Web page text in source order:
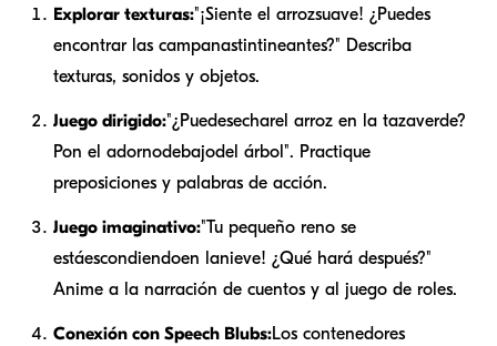
Explorar texturas:"¡Siente el arrozsuave! ¿Puedes
encontrar las campanastintineantes?" Describa
texturas, sonidos y objetos.
Juego dirigido:"¿Puedesecharel arroz en la tazaverde?
Pon el adornodebajodel árbol". Practique
preposiciones y palabras de acción.
Juego imaginativo:"Tu pequeño reno se
estáescondiendoen lanieve! ¿Qué hará después?"
Anime a la narración de cuentos y al juego de roles.
Conexión con Speech Blubs:Los contenedores